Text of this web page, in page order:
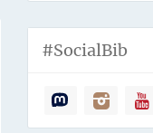
#SocialBib